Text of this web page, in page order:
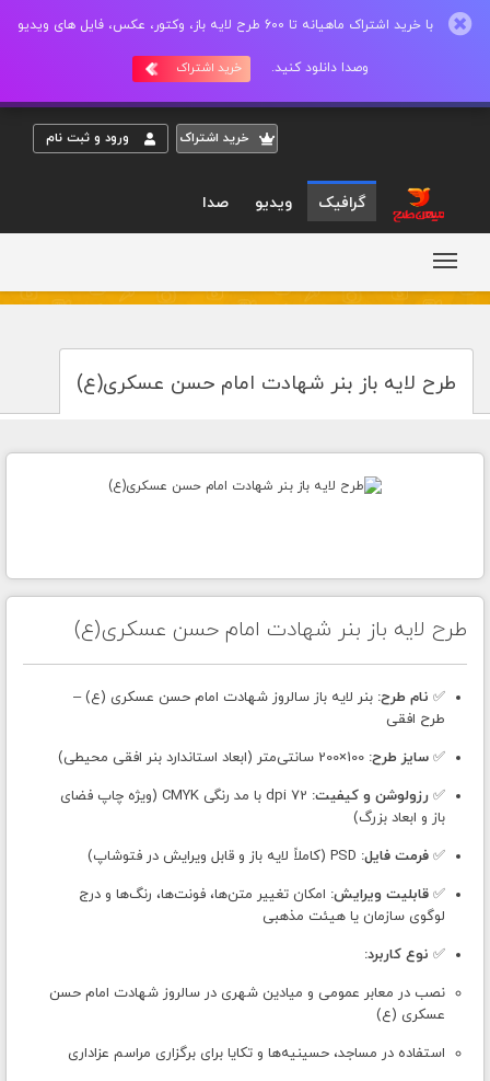
با خرید اشتراک ماهیانه تا 600 طرح لایه باز، وکتور، عکس، فایل های ویدیو
وصدا دانلود کنید. خرید اشتراک
خريد اشتراک ورود و ثبت نام
گرافیک ویدیو صدا
طرح لایه باز بنر شهادت امام حسن عسکری(ع)
طرح لایه باز بنر شهادت امام حسن عسکری(ع)
✅ نام طرح: بنر لایه باز سالروز شهادت امام حسن عسکری (ع) –
طرح افقی
✅ سایز طرح:
✅ رزولوشن و کیفیت:
72 dpi با مد رنگی CMYK (ویژه چاپ فضای
باز و ابعاد بزرگ)
✅ فرمت فایل:
✅ قابلیت ویرایش: امکان تغییر متن‌ها، فونت‌ها، رنگ‌ها و درج
لوگوی سازمان یا هیئت مذهبی
✅ نوع کاربرد:
نصب در معابر عمومی و میادین شهری در سالروز شهادت امام حسن
عسکری (ع)
استفاده در مساجد، حسینیه‌ها و تکایا برای برگزاری مراسم عزاداری